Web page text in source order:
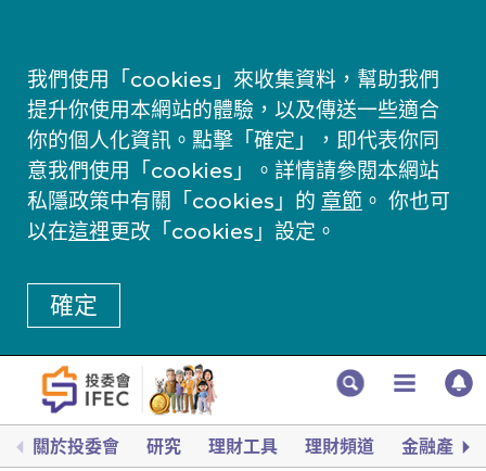
我們使用「cookies」來收集資料，幫助我們
提升你使用本網站的體驗，以及傳送一些適合
你的個人化資訊。點擊「確定」，即代表你同
意我們使用「cookies」。詳情請參閱本網站
私隱政策中有關「cookies」的 章節 。 你也可
以在這裡更改「cookies」設定。
確定
關於投委會 研究 理財工具 理財頻道 金融產品